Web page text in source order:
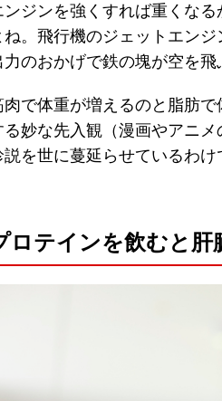
ンジンを強くすれば重くな
ね。飛行機のジェットエン
力のおかげで鉄の塊が空を飛
肉で体重が増えるのと脂肪
る妙な先入観（漫画やアニ
説を世に蔓延らせているわけ
ロテインを飲むと肝